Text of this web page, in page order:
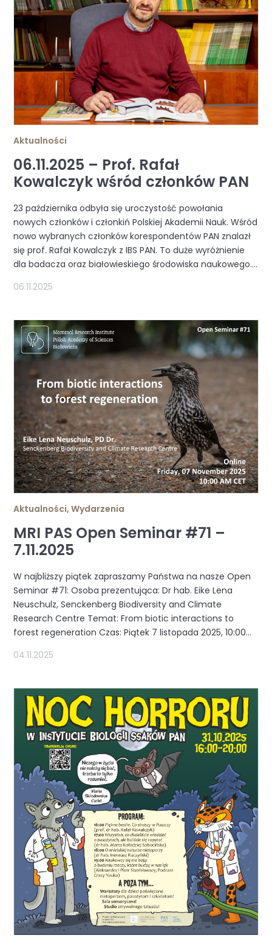
Aktualności
06.11.2025 – Prof. Rafał
Kowalczyk wśród członków PAN
23 października odbyła się uroczystość powołania
nowych członków i członkiń Polskiej Akademii Nauk. Wśród
nowo wybranych członków korespondentów PAN znalazł
się prof. Rafał Kowalczyk z IBS PAN. To duże wyróżnienie
dla badacza oraz białowieskiego środowiska naukowego....
06.11.2025
Aktualności,Wydarzenia
MRI PAS Open Seminar #71 –
7.11.2025
W najbliższy piątek zapraszamy Państwa na nasze Open
Seminar #71: Osoba prezentująca: Dr hab. Eike Lena
Neuschulz, Senckenberg Biodiversity and Climate
Research Centre Temat: From biotic interactions to
forest regeneration Czas: Piątek 7 listopada 2025, 10:00...
04.11.2025